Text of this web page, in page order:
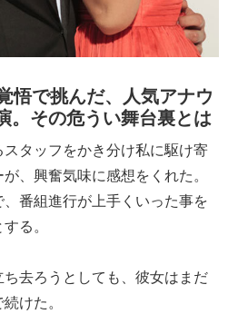
悟で挑んだ、人気アナウ
。その危うい舞台裏とは
タッフをかき分け私に駆け寄
、興奮気味に感想をくれた。
番組進行が上手くいった事を
る。
去ろうとしても、彼女はまだ
けた。